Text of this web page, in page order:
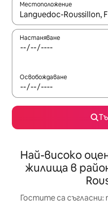
Местоположение
Когато резултатите се
Настаняване
Освобождаване
Най-високо
жилища в
Гостите са